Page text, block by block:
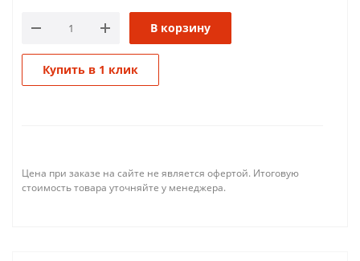
В корзину
Купить в 1 клик
Цена при заказе на сайте не является офертой. Итоговую
стоимость товара уточняйте у менеджера.